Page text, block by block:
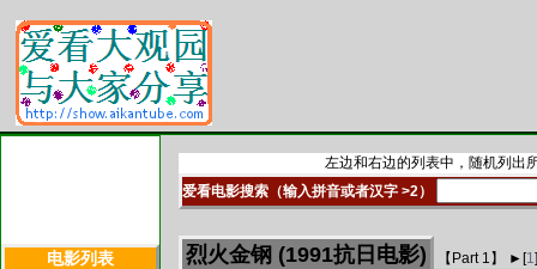
电影列表
左边和右边的列表中，随机列出
爱看电影搜索（输入拼音或者汉字 >2）
烈火金钢 (1991抗日电影) 【Part 1 】 ► [1